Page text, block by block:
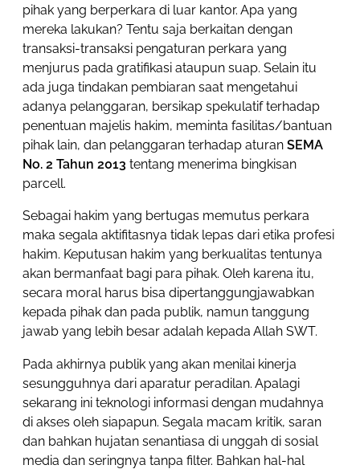
pihak yang berperkara di luar kantor. Apa yang
mereka lakukan? Tentu saja berkaitan dengan
transaksi-transaksi pengaturan perkara yang
menjurus pada gratifikasi ataupun suap. Selain itu
ada juga tindakan pembiaran saat mengetahui
adanya pelanggaran, bersikap spekulatif terhadap
penentuan majelis hakim, meminta fasilitas/bantuan
pihak lain, dan pelanggaran terhadap aturan SEMA
No. 2 Tahun 2013 tentang menerima bingkisan
parcell.
Sebagai hakim yang bertugas memutus perkara
maka segala aktifitasnya tidak lepas dari etika profesi
hakim. Keputusan hakim yang berkualitas tentunya
akan bermanfaat bagi para pihak. Oleh karena itu,
secara moral harus bisa dipertanggungjawabkan
kepada pihak dan pada publik, namun tanggung
jawab yang lebih besar adalah kepada Allah SWT.
Pada akhirnya publik yang akan menilai kinerja
sesungguhnya dari aparatur peradilan. Apalagi
sekarang ini teknologi informasi dengan mudahnya
di akses oleh siapapun. Segala macam kritik, saran
dan bahkan hujatan senantiasa di unggah di sosial
media dan seringnya tanpa filter. Bahkan hal-hal